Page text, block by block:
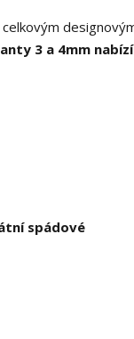
3 a 4mm
spádové